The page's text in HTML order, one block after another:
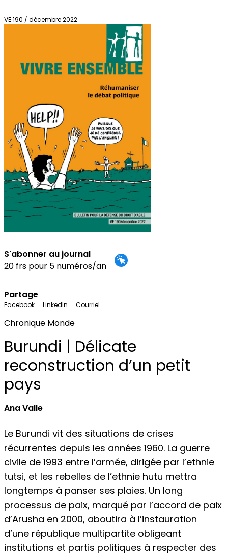
VE 190 / décembre 2022
S'abonner au journal
20 frs pour 5 numéros/an
Partage
Facebook LinkedIn Courriel
Chronique Monde
Burundi | Délicate
reconstruction d’un petit
pays
Ana Valle
Le Burundi vit des situations de crises
récurrentes depuis les années 1960. La guerre
civile de 1993 entre l’armée, dirigée par l’ethnie
tutsi, et les rebelles de l’ethnie hutu mettra
longtemps à panser ses plaies. Un long
processus de paix, marqué par l’accord de paix
d’Arusha en 2000, aboutira à l’instauration
d’une république multipartite obligeant
institutions et partis politiques à respecter des